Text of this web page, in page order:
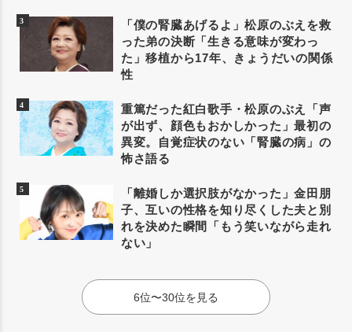
「僕の腎臓あげるよ」松原のぶえを救
った弟の決断「生きる意味が変わっ
た」移植から17年、きょうだいの関係
性
重篤だった紅白歌手・松原のぶえ「声
が出ず、顔色もおかしかった」最初の
異変。自覚症状のない「腎臓の病」の
怖さ語る
「離婚しか選択肢がなかった」金田朋
子、互いの性格を知り尽くした夫と別
れを決めた瞬間「もう笑いながら走れ
ない」
6位〜30位を見る